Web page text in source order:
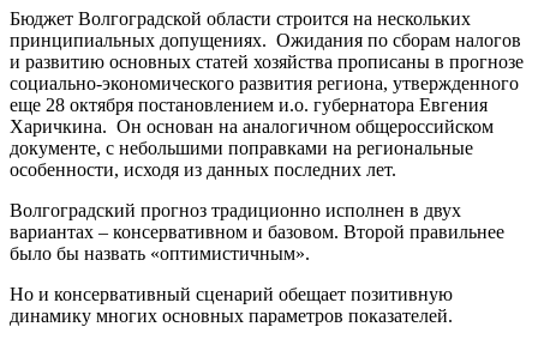
Бюджет Волгоградской области строится на нескольких
принципиальных допущениях. Ожидания по сборам налогов
и развитию основных статей хозяйства прописаны в прогнозе
социально-экономического развития региона, утвержденного
еще 28 октября постановлением и.о. губернатора Евгения
Харичкина. Он основан на аналогичном общероссийском
документе, с небольшими поправками на региональные
особенности, исходя из данных последних лет.
Волгоградский прогноз традиционно исполнен в двух
вариантах – консервативном и базовом. Второй правильнее
было бы назвать «оптимистичным».
Но и консервативный сценарий обещает позитивную
динамику многих основных параметров показателей.